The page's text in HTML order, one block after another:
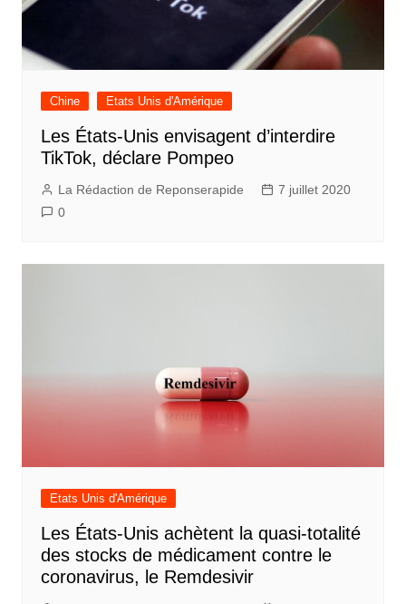
Chine Etats Unis d'Amérique
Les États-Unis envisagent d’interdire
TikTok, déclare Pompeo
La Rédaction de Reponserapide
7 juillet 2020
0
Etats Unis d'Amérique
Les États-Unis achètent la quasi-totalité
des stocks de médicament contre le
coronavirus, le Remdesivir